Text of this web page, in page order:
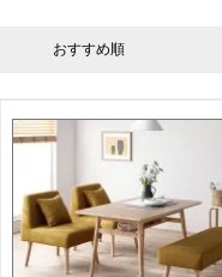
おすすめ順